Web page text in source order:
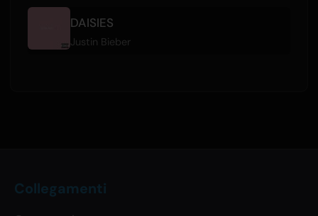
DAISIES
Justin Bieber
Collegamenti